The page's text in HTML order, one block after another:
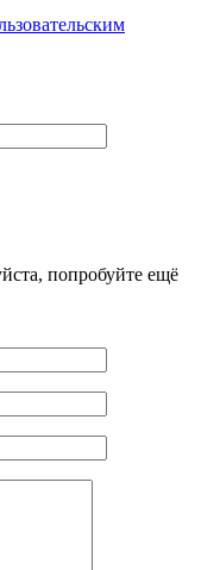
попробуйте ещё